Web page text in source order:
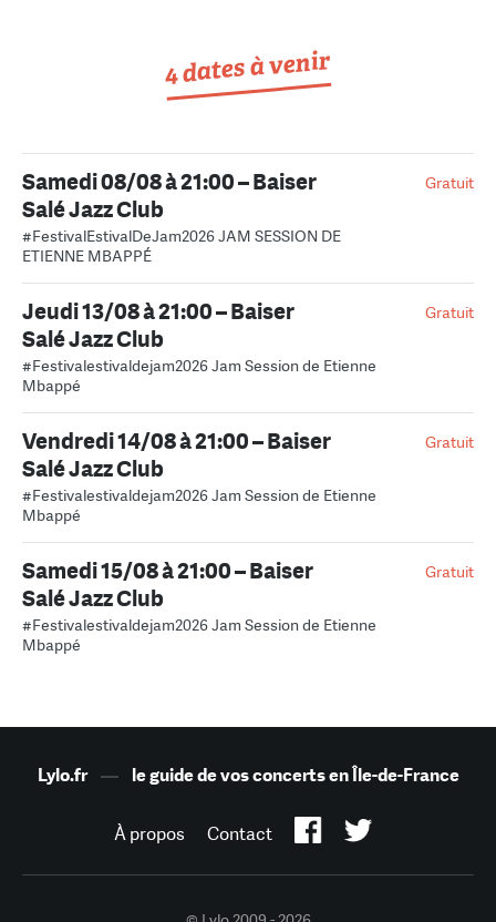
4 dates à venir
Gratuit
Samedi 08/08 à 21:00 – Baiser
Salé Jazz Club
#FestivalEstivalDeJam2026 JAM SESSION DE
ETIENNE MBAPPÉ
Gratuit
Jeudi 13/08 à 21:00 – Baiser
Salé Jazz Club
#Festivalestivaldejam2026 Jam Session de Etienne
Mbappé
Gratuit
Vendredi 14/08 à 21:00 – Baiser
Salé Jazz Club
#Festivalestivaldejam2026 Jam Session de Etienne
Mbappé
Gratuit
Samedi 15/08 à 21:00 – Baiser
Salé Jazz Club
#Festivalestivaldejam2026 Jam Session de Etienne
Mbappé
Lylo.fr— le guide de vos concerts en Île-de-France
À propos Contact